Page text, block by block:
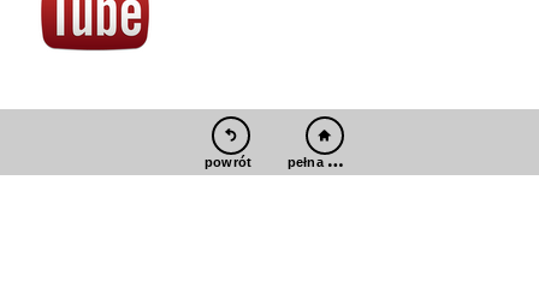
powrót pełna wersja